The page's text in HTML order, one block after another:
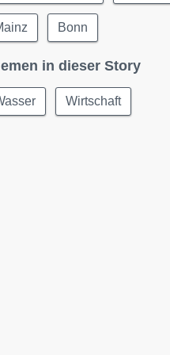
Bonn
in dieser Story
Wirtschaft